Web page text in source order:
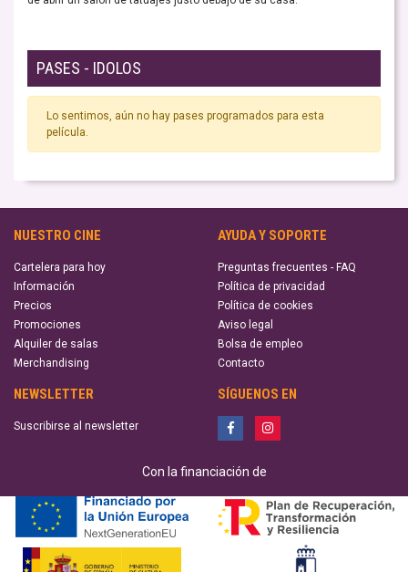
PASES - IDOLOS
Lo sentimos, aún no hay pases programados para esta
película.
NUESTRO CINE
Cartelera para hoy
Información
Precios
Promociones
Alquiler de salas
Merchandising
AYUDA Y SOPORTE
Preguntas frecuentes - FAQ
Política de privacidad
Política de cookies
Aviso legal
Bolsa de empleo
Contacto
NEWSLETTER
Suscribirse al newsletter
SÍGUENOS EN
Con la financiación de